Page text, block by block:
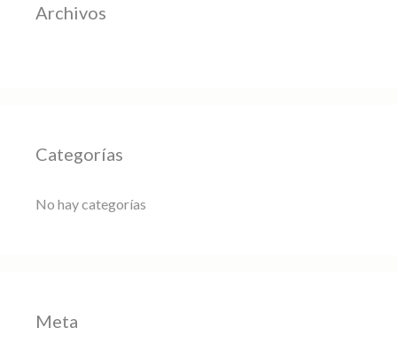
Archivos
Categorías
No hay categorías
Meta